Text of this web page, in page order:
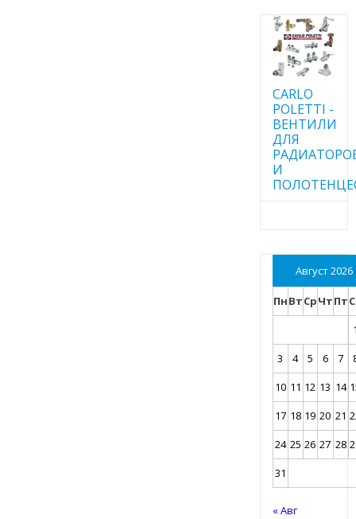
CARLO
POLETTI -
ВЕНТИЛИ
ДЛЯ
И
Август 2026
ПнВтСрЧтПт
3
4 5 6 7
10 11 12 13 14
17 18 19 20 21
24 25 26 27 28
31
« Авг